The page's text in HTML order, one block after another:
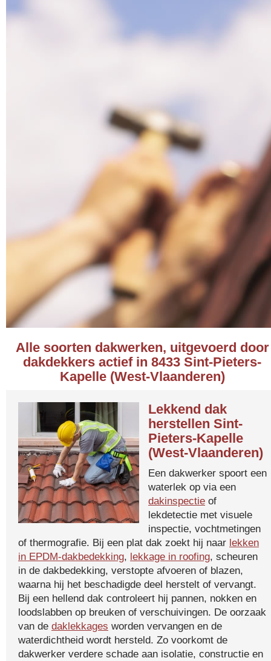
Alle soorten dakwerken, uitgevoerd door
dakdekkers actief in 8433 Sint-Pieters-
Kapelle (West-Vlaanderen)
Lekkend dak
herstellen Sint-
Pieters-Kapelle
(West-Vlaanderen)
Een dakwerker spoort een
waterlek op via een
dakinspectie of
lekdetectie met visuele
inspectie, vochtmetingen
of thermografie. Bij een plat dak zoekt hij naar lekken
in EPDM-dakbedekking, lekkage in roofing, scheuren
in de dakbedekking, verstopte afvoeren of blazen,
waarna hij het beschadigde deel herstelt of vervangt.
Bij een hellend dak controleert hij pannen, nokken en
loodslabben op breuken of verschuivingen. De oorzaak
van de daklekkages worden vervangen en de
waterdichtheid wordt hersteld. Zo voorkomt de
dakwerker verdere schade aan isolatie, constructie en